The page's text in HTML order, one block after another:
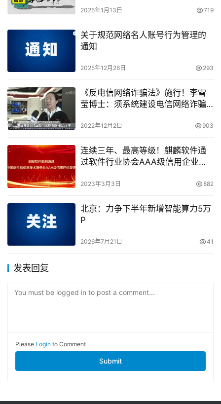
2025年1月13日 719
关于规范网络名人账号行为管理的
通知
2025年12月26日 293
《反电信网络诈骗法》施行！李雪
莹博士：须系统建设电信网络诈骗
2022年12月2日 903
连续三年、最高等级！麒麟软件通
过软件行业协会AAA级信用企业复
2023年3月3日 882
北京：力争下半年新增智能算力5万
P
2026年7月21日 41
发表回复
You must be logged in to post a comment...
Please Login to Comment
Submit